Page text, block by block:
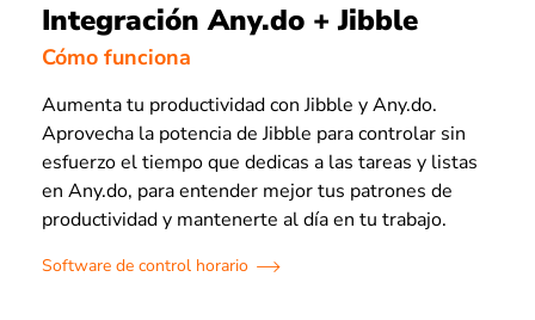
Integración Any.do + Jibble
Cómo funciona
Aumenta tu productividad con Jibble y Any.do.
Aprovecha la potencia de Jibble para controlar sin
esfuerzo el tiempo que dedicas a las tareas y listas
en Any.do, para entender mejor tus patrones de
productividad y mantenerte al día en tu trabajo.
Software de control horario